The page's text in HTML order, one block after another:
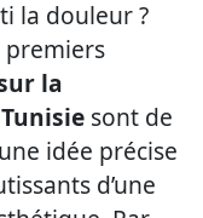
la douleur ?
premiers
la
sont de
idée précise
d’une